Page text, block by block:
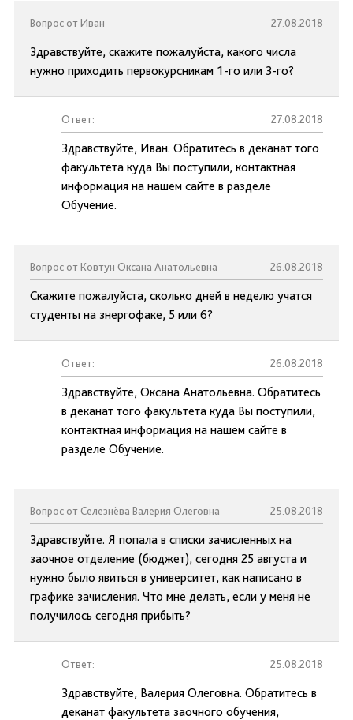
Вопрос от Иван 27.08.2018
Здравствуйте, скажите пожалуйста, какого числа
нужно приходить первокурсникам 1-го или 3-го?
Ответ: 27.08.2018
Здравствуйте, Иван. Обратитесь в деканат того
факультета куда Вы поступили, контактная
информация на нашем сайте в разделе
Обучение.
Вопрос от Ковтун Оксана Анатольевна 26.08.2018
Скажите пожалуйста, сколько дней в неделю учатся
студенты на знергофаке, 5 или 6?
Ответ: 26.08.2018
Здравствуйте, Оксана Анатольевна. Обратитесь
в деканат того факультета куда Вы поступили,
контактная информация на нашем сайте в
разделе Обучение.
Вопрос от Селезнёва Валерия Олеговна 25.08.2018
Здравствуйте. Я попала в списки зачисленных на
заочное отделение (бюджет), сегодня 25 августа и
нужно было явиться в университет, как написано в
графике зачисления. Что мне делать, если у меня не
получилось сегодня прибыть?
Ответ: 25.08.2018
Здравствуйте, Валерия Олеговна. Обратитесь в
деканат факультета заочного обучения,